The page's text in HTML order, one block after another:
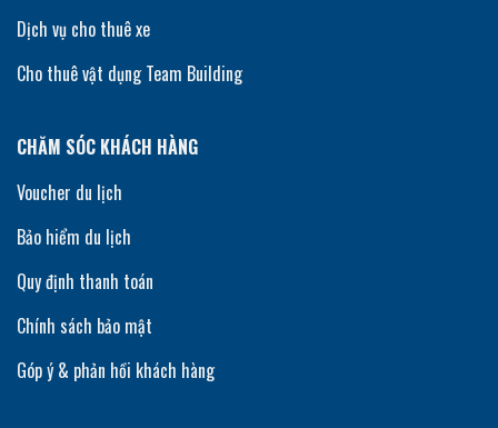
Dịch vụ cho thuê xe
Cho thuê vật dụng Team Building
CHĂM SÓC KHÁCH HÀNG
Voucher du lịch
Bảo hiểm du lịch
Quy định thanh toán
Chính sách bảo mật
Góp ý & phản hồi khách hàng